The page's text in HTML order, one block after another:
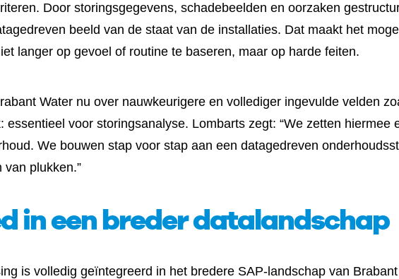
Door storingsgegevens, schadebeelden en oorzaken
beeld van de staat van de installaties. Dat maakt het
langer op gevoel of routine te baseren, maar op harde feiten.
Water nu over nauwkeurigere en vollediger ingevulde velden
essentieel voor storingsanalyse. Lombarts zegt: “We zetten hiermee
We bouwen stap voor stap aan een datagedreven
van plukken.”
in een breder datalandschap
is volledig geïntegreerd in het bredere SAP-landschap van